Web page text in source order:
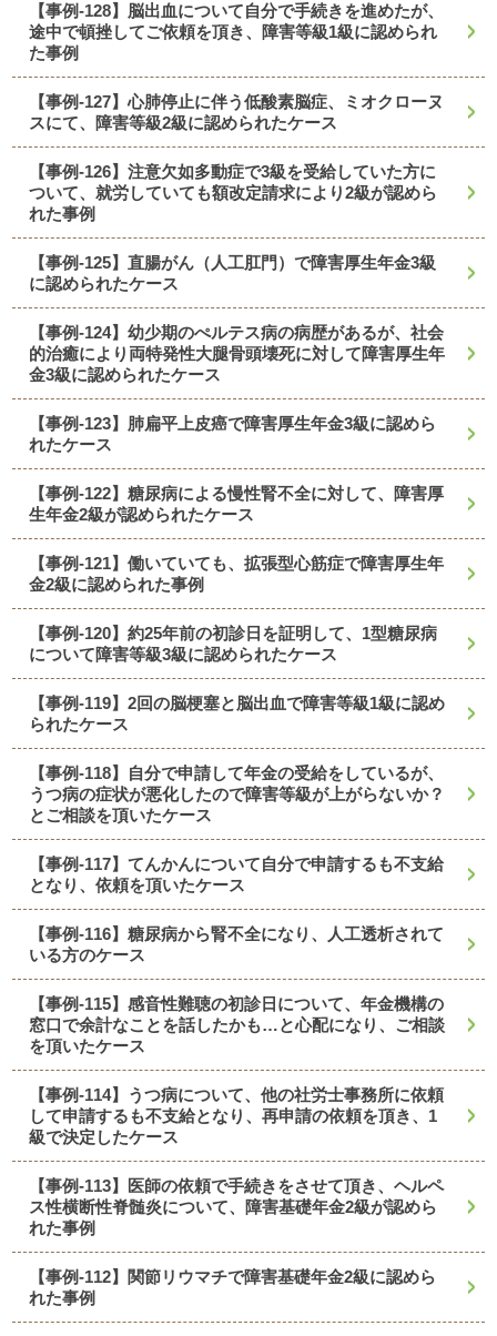
【事例-128】脳出血について自分で手続きを進めたが、
途中で頓挫してご依頼を頂き、障害等級1級に認められ
た事例
【事例-127】心肺停止に伴う低酸素脳症、ミオクローヌ
スにて、障害等級2級に認められたケース
【事例-126】注意欠如多動症で3級を受給していた方に
ついて、就労していても額改定請求により2級が認めら
れた事例
【事例-125】直腸がん（人工肛門）で障害厚生年金3級
に認められたケース
【事例-124】幼少期のぺルテス病の病歴があるが、社会
的治癒により両特発性大腿骨頭壊死に対して障害厚生年
金3級に認められたケース
【事例-123】肺扁平上皮癌で障害厚生年金3級に認めら
れたケース
【事例-122】糖尿病による慢性腎不全に対して、障害厚
生年金2級が認められたケース
【事例-121】働いていても、拡張型心筋症で障害厚生年
金2級に認められた事例
【事例-120】約25年前の初診日を証明して、1型糖尿病
について障害等級3級に認められたケース
【事例-119】2回の脳梗塞と脳出血で障害等級1級に認め
られたケース
【事例-118】自分で申請して年金の受給をしているが、
うつ病の症状が悪化したので障害等級が上がらないか？
とご相談を頂いたケース
【事例-117】てんかんについて自分で申請するも不支給
となり、依頼を頂いたケース
【事例-116】糖尿病から腎不全になり、人工透析されて
いる方のケース
【事例-115】感音性難聴の初診日について、年金機構の
窓口で余計なことを話したかも…と心配になり、ご相談
を頂いたケース
【事例-114】うつ病について、他の社労士事務所に依頼
して申請するも不支給となり、再申請の依頼を頂き、1
級で決定したケース
【事例-113】医師の依頼で手続きをさせて頂き、ヘルペ
ス性横断性脊髄炎について、障害基礎年金2級が認めら
れた事例
【事例-112】関節リウマチで障害基礎年金2級に認めら
れた事例